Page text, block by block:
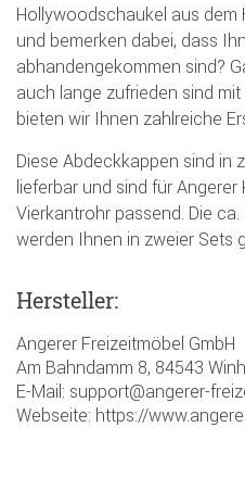
Hollywoodschaukel aus dem
und bemerken dabei, dass
abhandengekommen sind?
auch lange zufrieden sind
bieten wir Ihnen zahlreiche
Diese Abdeckkappen sind in
lieferbar und sind für
Vierkantrohr passend. Die
werden Ihnen in zweier Sets
Hersteller:
Angerer Freizeitmöbel GmbH
Am Bahndamm 8, 84543
E-Mail: support@angerer-
Webseite: https://